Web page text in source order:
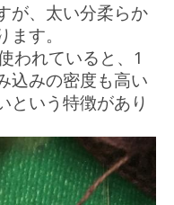
が、太い分柔らか
す。
われていると、1
込みの密度も高い
という特徴があり